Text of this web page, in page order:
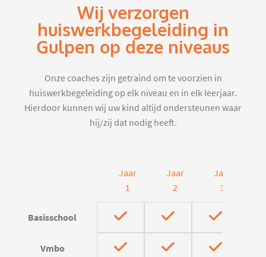
Wij verzorgen
huiswerkbegeleiding in
Gulpen op deze niveaus
Onze coaches zijn getraind om te voorzien in
huiswerkbegeleiding op elk niveau en in elk leerjaar.
Hierdoor kunnen wij uw kind altijd ondersteunen waar
hij/zij dat nodig heeft.
Jaar
1
Jaar
2
Jaar
3
Basisschool
Vmbo